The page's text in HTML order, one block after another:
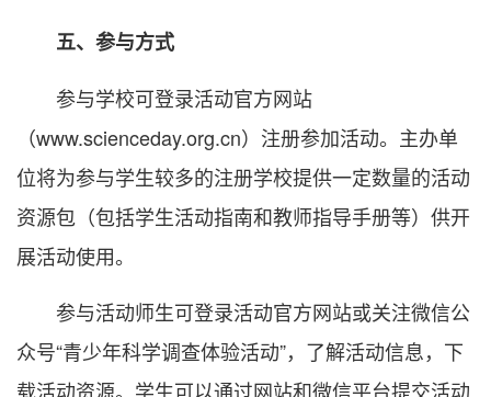
五、参与方式
参与学校可登录活动官方网站
（www.scienceday.org.cn）注册参加活动。主办单
位将为参与学生较多的注册学校提供一定数量的活动
资源包（包括学生活动指南和教师指导手册等）供开
展活动使用。
参与活动师生可登录活动官方网站或关注微信公
众号“青少年科学调查体验活动”，了解活动信息，下
载活动资源。学生可以通过网站和微信平台提交活动